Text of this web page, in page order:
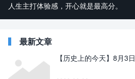
人生主打体验感，开心就是最高分。
最新文章
【历史上的今天】8月3日